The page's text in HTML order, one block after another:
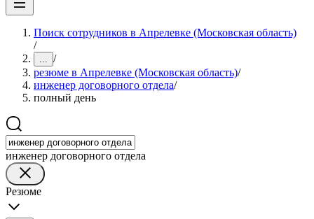
Поиск сотрудников в Апрелевке (Московская область)
/
... /
резюме в Апрелевке (Московская область)/
инженер договорного отдела/
полный день
инженер договорного отдела
Резюме